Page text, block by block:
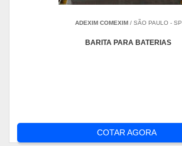
ADEXIM COMEXIM/ SÃO PAULO - SP
BARITA PARA BATERIAS
COTAR AGORA